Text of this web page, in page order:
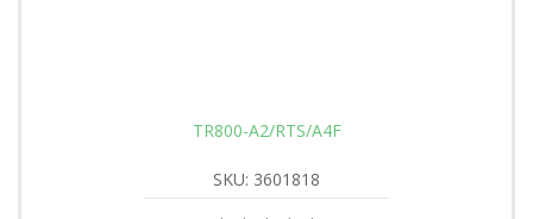
TR800-A2/RTS/A4F
SKU: 3601818